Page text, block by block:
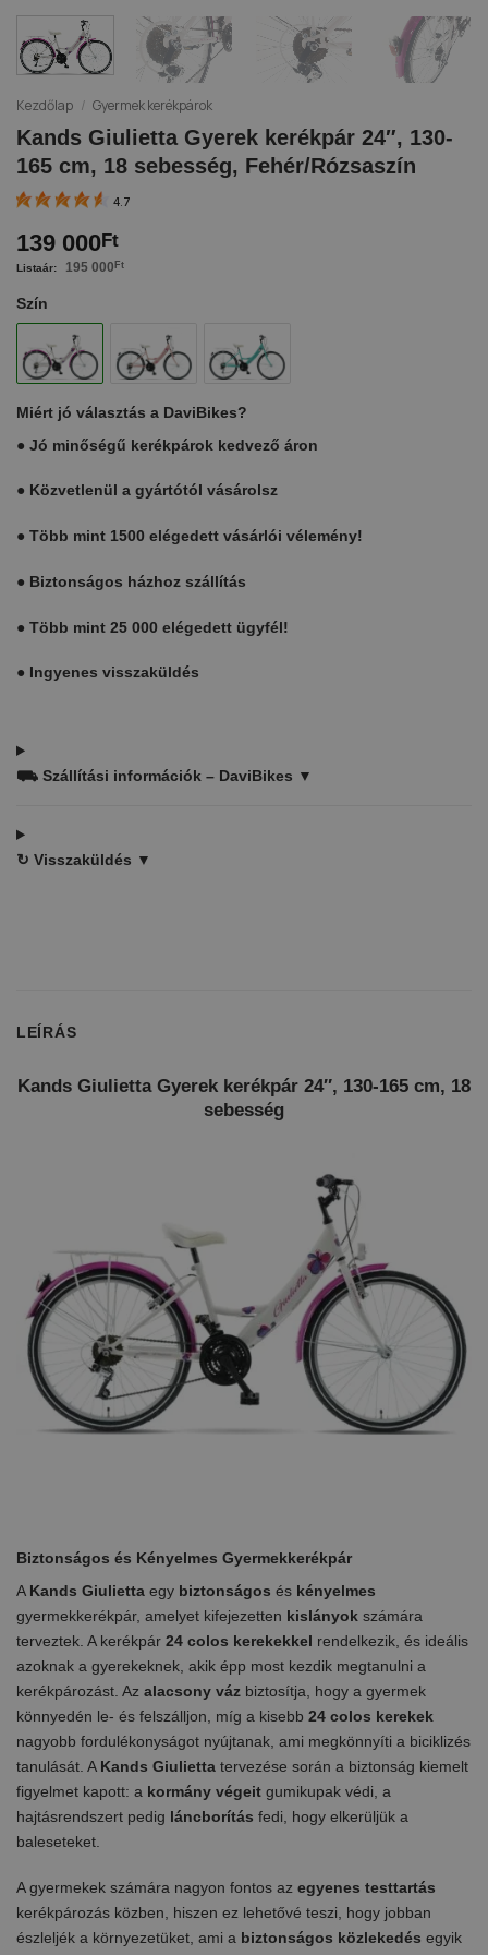
Kezdőlap / Gyermek kerékpárok
Kands Giulietta Gyerek kerékpár 24″, 130-
165 cm, 18 sebesség, Fehér/Rózsaszín
4.7
139 000Ft
195 000 Ft
Szín
Miért jó választás a DaviBikes?
● Jó minőségű kerékpárok kedvező áron
● Közvetlenül a gyártótól vásárolsz
● Több mint 1500 elégedett vásárlói vélemény!
● Biztonságos házhoz szállítás
● Több mint 25 000 elégedett ügyfél!
● Ingyenes visszaküldés
⛟ Szállítási információk – DaviBikes ▼
↻ Visszaküldés ▼
LEÍRÁS
Kands Giulietta Gyerek kerékpár 24″, 130-165 cm, 18
sebesség
Biztonságos és Kényelmes Gyermekkerékpár
A Kands Giulietta egy biztonságos és kényelmes
gyermekkerékpár, amelyet kifejezetten kislányok számára
terveztek. A kerékpár 24 colos kerekekkel rendelkezik, és ideális
azoknak a gyerekeknek, akik épp most kezdik megtanulni a
kerékpározást. Az alacsony váz biztosítja, hogy a gyermek
könnyedén le- és felszálljon, míg a kisebb 24 colos kerekek
nagyobb fordulékonyságot nyújtanak, ami megkönnyíti a biciklizés
tanulását. A Kands Giulietta tervezése során a biztonság kiemelt
figyelmet kapott: a kormány végeit gumikupak védi, a
hajtásrendszert pedig láncborítás fedi, hogy elkerüljük a
baleseteket.
A gyermekek számára nagyon fontos az egyenes testtartás
kerékpározás közben, hiszen ez lehetővé teszi, hogy jobban
észleljék a környezetüket, ami a biztonságos közlekedés egyik